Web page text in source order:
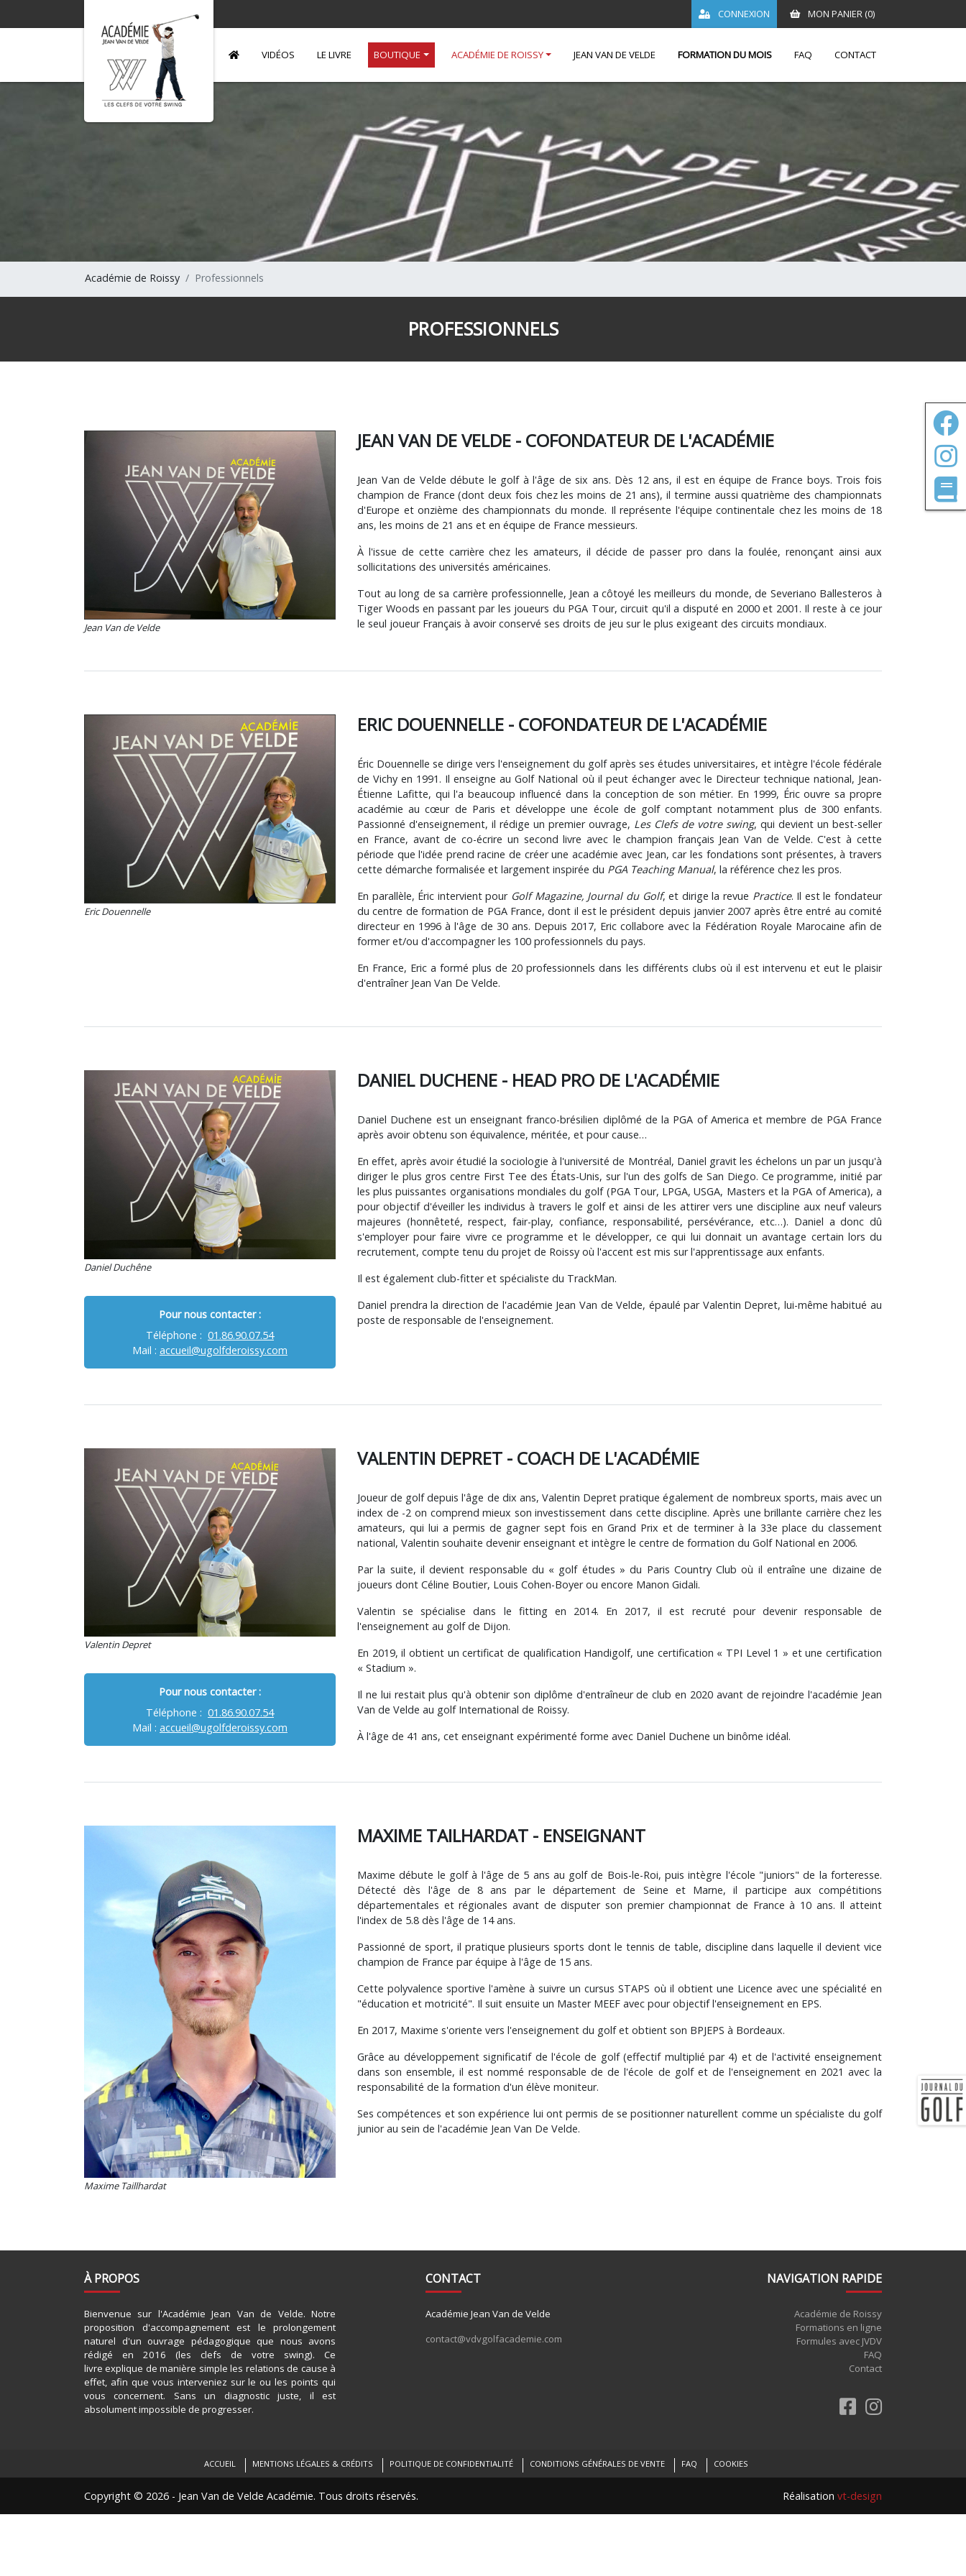
CONNEXION MON PANIER (0)
VIDÉOS LE LIVRE BOUTIQUE ACADÉMIE DE ROISSY JEAN VAN DE VELDE FORMATION DU MOIS FAQ CONTACT
Académie de Roissy Professionnels
PROFESSIONNELS
Jean Van de Velde
JEAN VAN DE VELDE - COFONDATEUR DE L'ACADÉMIE
Jean Van de Velde débute le golf à l'âge de six ans. Dès 12 ans, il est en équipe de France boys. Trois fois
champion de France (dont deux fois chez les moins de 21 ans), il termine aussi quatrième des championnats
d'Europe et onzième des championnats du monde. Il représente l'équipe continentale chez les moins de 18
ans, les moins de 21 ans et en équipe de France messieurs.
À l'issue de cette carrière chez les amateurs, il décide de passer pro dans la foulée, renonçant ainsi aux
sollicitations des universités américaines.
Tout au long de sa carrière professionnelle, Jean a côtoyé les meilleurs du monde, de Severiano Ballesteros à
Tiger Woods en passant par les joueurs du PGA Tour, circuit qu'il a disputé en 2000 et 2001. Il reste à ce jour
le seul joueur Français à avoir conservé ses droits de jeu sur le plus exigeant des circuits mondiaux.
Eric Douennelle
ERIC DOUENNELLE - COFONDATEUR DE L'ACADÉMIE
Éric Douennelle se dirige vers l'enseignement du golf après ses études universitaires, et intègre l'école fédérale
de Vichy en 1991. Il enseigne au Golf National où il peut échanger avec le Directeur technique national, Jean-
Étienne Lafitte, qui l'a beaucoup influencé dans la conception de son métier. En 1999, Éric ouvre sa propre
académie au cœur de Paris et développe une école de golf comptant notamment plus de 300 enfants.
Passionné d'enseignement, il rédige un premier ouvrage, Les Clefs de votre swing, qui devient un best-seller
en France, avant de co-écrire un second livre avec le champion français Jean Van de Velde. C'est à cette
période que l'idée prend racine de créer une académie avec Jean, car les fondations sont présentes, à travers
cette démarche formalisée et largement inspirée du PGA Teaching Manual, la référence chez les pros.
En parallèle, Éric intervient pour Golf Magazine, Journal du Golf, et dirige la revue Practice. Il est le fondateur
du centre de formation de PGA France, dont il est le président depuis janvier 2007 après être entré au comité
directeur en 1996 à l'âge de 30 ans. Depuis 2017, Eric collabore avec la Fédération Royale Marocaine afin de
former et/ou d'accompagner les 100 professionnels du pays.
En France, Eric a formé plus de 20 professionnels dans les différents clubs où il est intervenu et eut le plaisir
d'entraîner Jean Van De Velde.
Daniel Duchêne
Pour nous contacter :
Téléphone : 01.86.90.07.54
Mail : accueil@ugolfderoissy.com
DANIEL DUCHENE - HEAD PRO DE L'ACADÉMIE
Daniel Duchene est un enseignant franco-brésilien diplômé de la PGA of America et membre de PGA France
après avoir obtenu son équivalence, méritée, et pour cause…
En effet, après avoir étudié la sociologie à l'université de Montréal, Daniel gravit les échelons un par un jusqu'à
diriger le plus gros centre First Tee des États-Unis, sur l'un des golfs de San Diego. Ce programme, initié par
les plus puissantes organisations mondiales du golf (PGA Tour, LPGA, USGA, Masters et la PGA of America), a
pour objectif d'éveiller les individus à travers le golf et ainsi de les attirer vers une discipline aux neuf valeurs
majeures (honnêteté, respect, fair-play, confiance, responsabilité, persévérance, etc…). Daniel a donc dû
s'employer pour faire vivre ce programme et le développer, ce qui lui donnait un avantage certain lors du
recrutement, compte tenu du projet de Roissy où l'accent est mis sur l'apprentissage aux enfants.
Il est également club-fitter et spécialiste du TrackMan.
Daniel prendra la direction de l'académie Jean Van de Velde, épaulé par Valentin Depret, lui-même habitué au
poste de responsable de l'enseignement.
Valentin Depret
Pour nous contacter :
Téléphone : 01.86.90.07.54
Mail : accueil@ugolfderoissy.com
VALENTIN DEPRET - COACH DE L'ACADÉMIE
Joueur de golf depuis l'âge de dix ans, Valentin Depret pratique également de nombreux sports, mais avec un
index de -2 on comprend mieux son investissement dans cette discipline. Après une brillante carrière chez les
amateurs, qui lui a permis de gagner sept fois en Grand Prix et de terminer à la 33e place du classement
national, Valentin souhaite devenir enseignant et intègre le centre de formation du Golf National en 2006.
Par la suite, il devient responsable du « golf études » du Paris Country Club où il entraîne une dizaine de
joueurs dont Céline Boutier, Louis Cohen-Boyer ou encore Manon Gidali.
Valentin se spécialise dans le fitting en 2014. En 2017, il est recruté pour devenir responsable de
l'enseignement au golf de Dijon.
En 2019, il obtient un certificat de qualification Handigolf, une certification « TPI Level 1 » et une certification
« Stadium ».
Il ne lui restait plus qu'à obtenir son diplôme d'entraîneur de club en 2020 avant de rejoindre l'académie Jean
Van de Velde au golf International de Roissy.
À l'âge de 41 ans, cet enseignant expérimenté forme avec Daniel Duchene un binôme idéal.
Maxime Taillhardat
MAXIME TAILHARDAT - ENSEIGNANT
Maxime débute le golf à l'âge de 5 ans au golf de Bois-le-Roi, puis intègre l'école "juniors" de la forteresse.
Détecté dès l'âge de 8 ans par le département de Seine et Marne, il participe aux compétitions
départementales et régionales avant de disputer son premier championnat de France à 10 ans. Il atteint
l'index de 5.8 dès l'âge de 14 ans.
Passionné de sport, il pratique plusieurs sports dont le tennis de table, discipline dans laquelle il devient vice
champion de France par équipe à l'âge de 15 ans.
Cette polyvalence sportive l'amène à suivre un cursus STAPS où il obtient une Licence avec une spécialité en
"éducation et motricité". Il suit ensuite un Master MEEF avec pour objectif l'enseignement en EPS.
En 2017, Maxime s'oriente vers l'enseignement du golf et obtient son BPJEPS à Bordeaux.
Grâce au développement significatif de l'école de golf (effectif multiplié par 4) et de l'activité enseignement
dans son ensemble, il est nommé responsable de de l'école de golf et de l'enseignement en 2021 avec la
responsabilité de la formation d'un élève moniteur.
Ses compétences et son expérience lui ont permis de se positionner naturellent comme un spécialiste du golf
junior au sein de l'académie Jean Van De Velde.
À PROPOS
Bienvenue sur l'Académie Jean Van de Velde. Notre
proposition d'accompagnement est le prolongement
naturel d'un ouvrage pédagogique que nous avons
rédigé en 2016 (les clefs de votre swing). Ce
livre explique de manière simple les relations de cause à
effet, afin que vous interveniez sur le ou les points qui
vous concernent. Sans un diagnostic juste, il est
absolument impossible de progresser.
CONTACT
Académie Jean Van de Velde
contact@vdvgolfacademie.com
NAVIGATION RAPIDE
Académie de Roissy
Formations en ligne
Formules avec JVDV
FAQ
Contact
ACCUEIL MENTIONS LÉGALES & CRÉDITS POLITIQUE DE CONFIDENTIALITÉ CONDITIONS GÉNÉRALES DE VENTE FAQ COOKIES
Copyright © 2026 - Jean Van de Velde Académie. Tous droits réservés. Réalisation vt-design